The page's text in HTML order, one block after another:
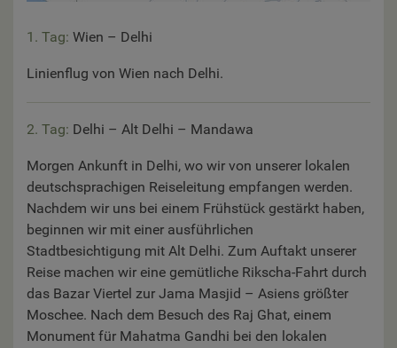
1. Tag: Wien – Delhi
Linienflug von Wien nach Delhi.
2. Tag: Delhi – Alt Delhi – Mandawa
Morgen Ankunft in Delhi, wo wir von unserer lokalen
deutschsprachigen Reiseleitung empfangen werden.
Nachdem wir uns bei einem Frühstück gestärkt haben,
beginnen wir mit einer ausführlichen
Stadtbesichtigung mit Alt Delhi. Zum Auftakt unserer
Reise machen wir eine gemütliche Rikscha-Fahrt durch
das Bazar Viertel zur Jama Masjid – Asiens größter
Moschee. Nach dem Besuch des Raj Ghat, einem
Monument für Mahatma Gandhi bei den lokalen